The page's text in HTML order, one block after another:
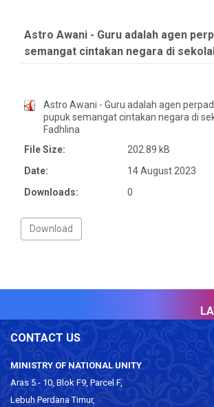
Astro Awani - Guru adalah agen
semangat cintakan negara di
Astro Awani - Guru adalah agen
pupuk semangat cintakan negara di
Fadhlina
File Size:
202.89 kB
Date:
14 August 2023
Downloads:
0
CONTACT US
MINISTRY OF NATIONAL UNITY
Aras 5 - 10, Blok F9, Parcel F,
Lebuh Perdana Timur,